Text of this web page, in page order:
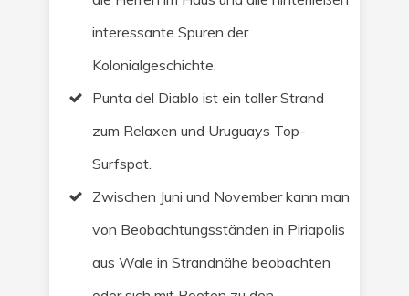
interessante Spuren der
Kolonialgeschichte.
Punta del Diablo ist ein toller Strand
zum Relaxen und Uruguays Top-
Surfspot.
Zwischen Juni und November kann man
von Beobachtungsständen in Piriapolis
aus Wale in Strandnähe beobachten